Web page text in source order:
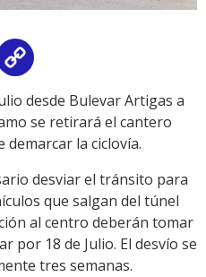
Link
desde Bulevar Artigas a
se retirará el cantero
la ciclovía.
desviar el tránsito para
que salgan del túnel
al centro deberán tomar
por 18 de Julio. El desvío se
tres semanas.